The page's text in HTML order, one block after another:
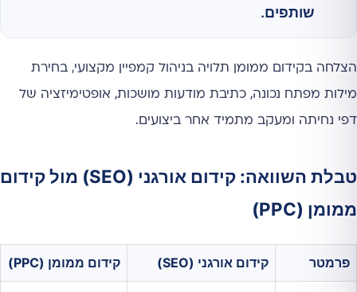
שותפים.
הצלחה בקידום ממומן תלויה בניהול קמפיין מקצועי, בחירת
מילות מפתח נכונה, כתיבת מודעות מושכות, אופטימיזציה של
דפי נחיתה ומעקב מתמיד אחר ביצועים.
טבלת השוואה: קידום אורגני (SEO) מול קידום
ממומן (PPC)
פרמטר קידום אורגני (SEO) קידום ממומן (PPC)